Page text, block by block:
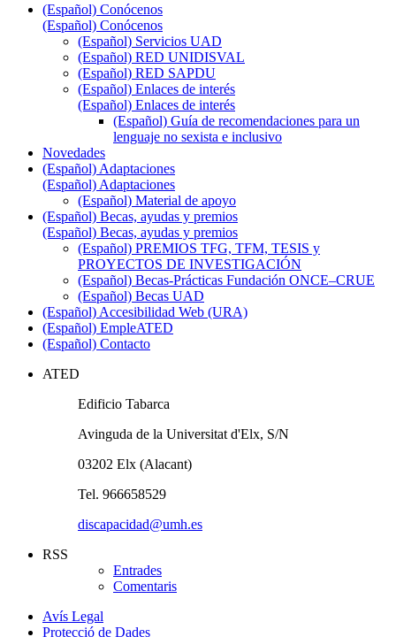
(Español) Conócenos
(Español) Conócenos
(Español) Servicios UAD
(Español) RED UNIDISVAL
(Español) RED SAPDU
(Español) Enlaces de interés
(Español) Enlaces de interés
(Español) Guía de recomendaciones para un
lenguaje no sexista e inclusivo
Novedades
(Español) Adaptaciones
(Español) Adaptaciones
(Español) Material de apoyo
(Español) Becas, ayudas y premios
(Español) Becas, ayudas y premios
(Español) PREMIOS TFG, TFM, TESIS y
PROYECTOS DE INVESTIGACIÓN
(Español) Becas-Prácticas Fundación ONCE–CRUE
(Español) Becas UAD
(Español) Accesibilidad Web (URA)
(Español) EmpleATED
(Español) Contacto
ATED
Edificio Tabarca
Avinguda de la Universitat d'Elx, S/N
03202 Elx (Alacant)
Tel. 966658529
discapacidad@umh.es
RSS
Entrades
Comentaris
Avís Legal
Protecció de Dades